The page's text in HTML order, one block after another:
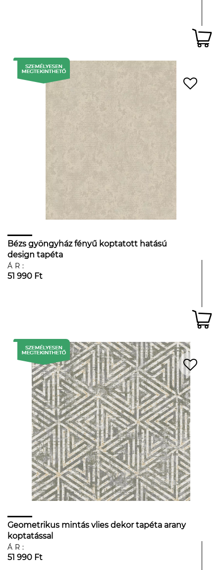
Bézs gyöngyház fényű koptatott hatású
design tapéta
ÁR:
51 990 Ft
Geometrikus mintás vlies dekor tapéta arany
koptatással
ÁR:
51 990 Ft